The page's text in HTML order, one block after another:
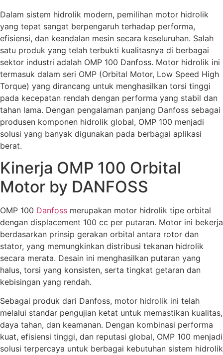
Dalam sistem hidrolik modern, pemilihan motor hidrolik
yang tepat sangat berpengaruh terhadap performa,
efisiensi, dan keandalan mesin secara keseluruhan. Salah
satu produk yang telah terbukti kualitasnya di berbagai
sektor industri adalah OMP 100 Danfoss. Motor hidrolik ini
termasuk dalam seri OMP (Orbital Motor, Low Speed High
Torque) yang dirancang untuk menghasilkan torsi tinggi
pada kecepatan rendah dengan performa yang stabil dan
tahan lama. Dengan pengalaman panjang Danfoss sebagai
produsen komponen hidrolik global, OMP 100 menjadi
solusi yang banyak digunakan pada berbagai aplikasi
berat.
Kinerja OMP 100 Orbital
Motor by DANFOSS
OMP 100 Danfoss merupakan motor hidrolik tipe orbital
dengan displacement 100 cc per putaran. Motor ini bekerja
berdasarkan prinsip gerakan orbital antara rotor dan
stator, yang memungkinkan distribusi tekanan hidrolik
secara merata. Desain ini menghasilkan putaran yang
halus, torsi yang konsisten, serta tingkat getaran dan
kebisingan yang rendah.
Sebagai produk dari Danfoss, motor hidrolik ini telah
melalui standar pengujian ketat untuk memastikan kualitas,
daya tahan, dan keamanan. Dengan kombinasi performa
kuat, efisiensi tinggi, dan reputasi global, OMP 100 menjadi
solusi terpercaya untuk berbagai kebutuhan sistem hidrolik